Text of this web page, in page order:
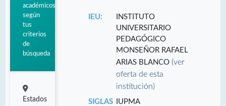
académicos
según
tus
criterios
de
búsqueda
Estados
IEU:
INSTITUTO
UNIVERSITARIO
PEDAGÓGICO
MONSEÑOR RAFAEL
ARIAS BLANCO(ver
oferta de esta
institución)
SIGLAS
IUPMA